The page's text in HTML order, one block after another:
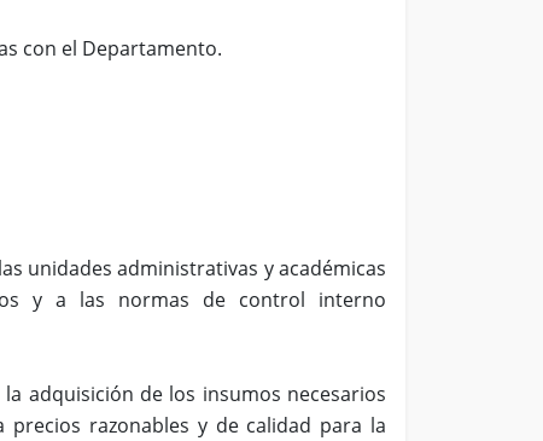
con el Departamento.
unidades administrativas y académicas
y a las normas de control interno
adquisición de los insumos necesarios
razonables y de calidad para la